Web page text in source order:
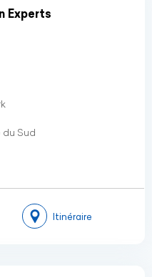
Experts
Sud
Itinéraire